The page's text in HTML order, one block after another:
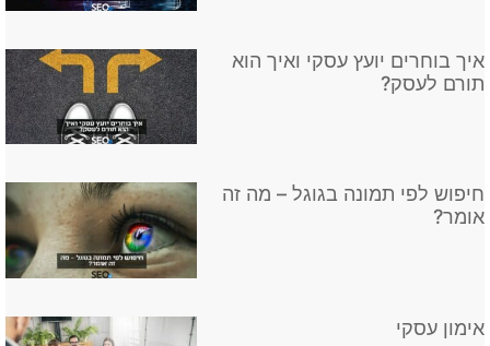
איך בוחרים יועץ עסקי ואיך הוא
תורם לעסק?
חיפוש לפי תמונה בגוגל – מה זה
אומר?
אימון עסקי